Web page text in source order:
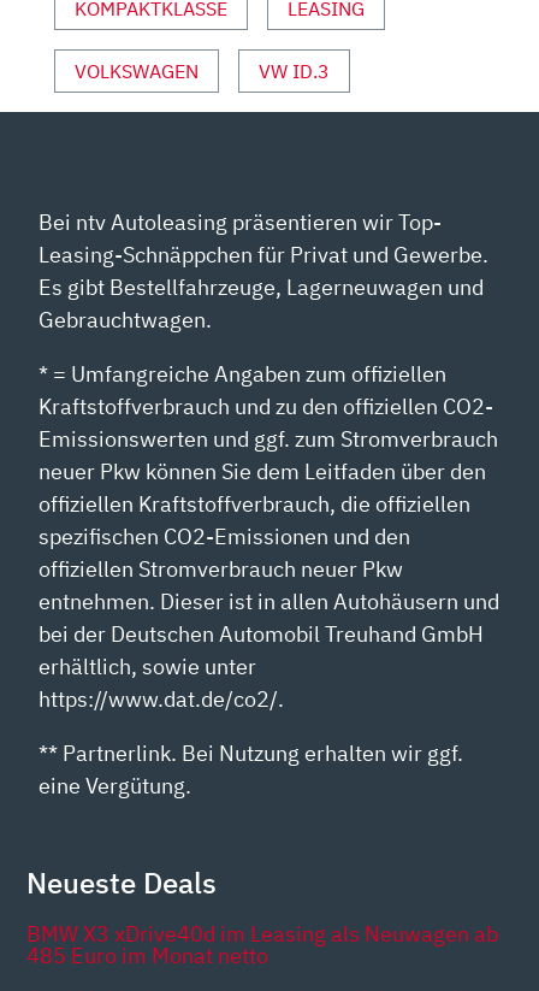
YOUTUBE
ANZEIGEN
KOMPAKTKLASSE LEASING
VOLKSWAGEN VW ID.3
Bei ntv Autoleasing präsentieren wir Top-
Leasing-Schnäppchen für Privat und Gewerbe.
Es gibt Bestellfahrzeuge, Lagerneuwagen und
Gebrauchtwagen.
* = Umfangreiche Angaben zum offiziellen
Kraftstoffverbrauch und zu den offiziellen CO2-
Emissionswerten und ggf. zum Stromverbrauch
neuer Pkw können Sie dem Leitfaden über den
offiziellen Kraftstoffverbrauch, die offiziellen
spezifischen CO2-Emissionen und den
offiziellen Stromverbrauch neuer Pkw
entnehmen. Dieser ist in allen Autohäusern und
bei der Deutschen Automobil Treuhand GmbH
erhältlich, sowie unter
https://www.dat.de/co2/.
** Partnerlink. Bei Nutzung erhalten wir ggf.
eine Vergütung.
Neueste Deals
BMW X3 xDrive40d im Leasing als Neuwagen ab
485 Euro im Monat netto